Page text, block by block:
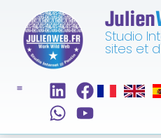
Julien
Studio
sites et